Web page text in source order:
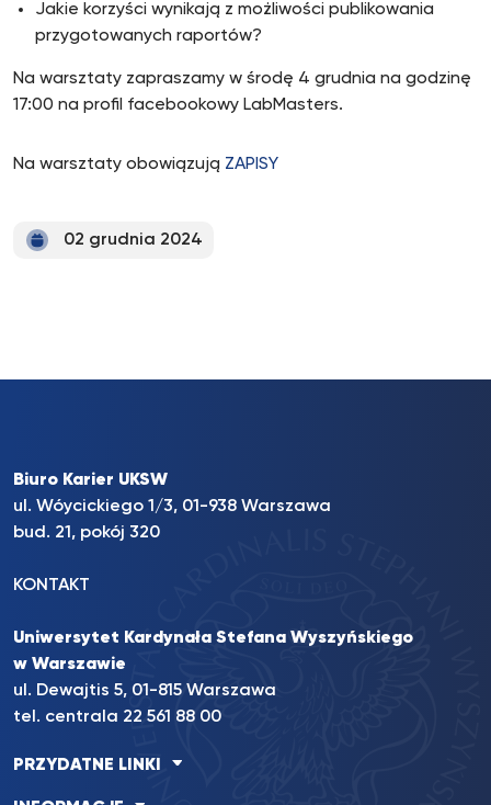
Jakie korzyści wynikają z możliwości publikowania
przygotowanych raportów?
Na warsztaty zapraszamy w środę 4 grudnia na godzinę
17:00 na profil facebookowy LabMasters.
Na warsztaty obowiązują ZAPISY
02 grudnia 2024
Biuro Karier UKSW
ul. Wóycickiego 1/3, 01-938 Warszawa
bud. 21, pokój 320
KONTAKT
Uniwersytet Kardynała Stefana Wyszyńskiego
w Warszawie
ul. Dewajtis 5, 01-815 Warszawa
tel. centrala 22 561 88 00
PRZYDATNE LINKI